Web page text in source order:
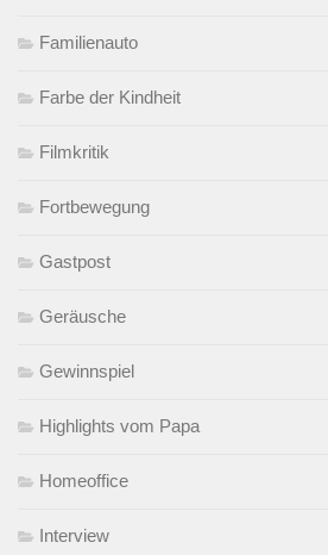
Familienauto
Farbe der Kindheit
Filmkritik
Fortbewegung
Gastpost
Geräusche
Gewinnspiel
Highlights vom Papa
Homeoffice
Interview